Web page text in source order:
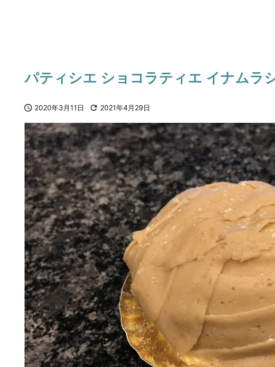
パティシエ ショコラティエ イナムラ
 2020年3月11日  2021年4月29日